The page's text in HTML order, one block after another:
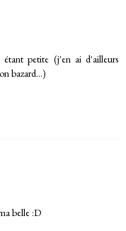
étant petite (j'en ai d'ailleurs
bazard...)
belle :D